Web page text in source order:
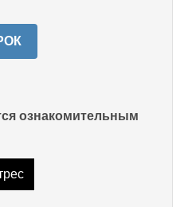
ознакомительным